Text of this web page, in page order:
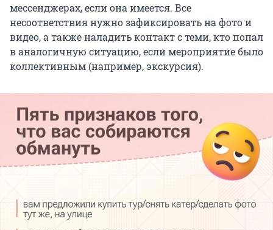
мессенджерах, если она имеется. Все
несоответствия нужно зафиксировать на фото и
видео, а также наладить контакт с теми, кто попал
в аналогичную ситуацию, если мероприятие было
коллективным (например, экскурсия).